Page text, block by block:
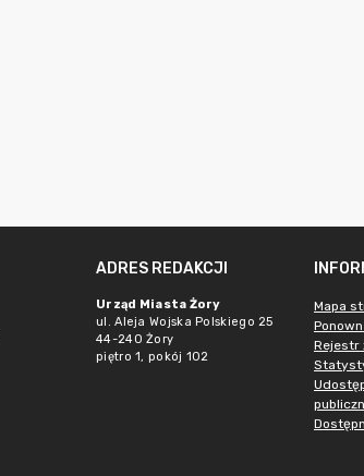
ADRES REDAKCJI
Urząd Miasta Żory
ul. Aleja Wojska Polskiego 25
44-240 Żory
piętro 1, pokój 102
Mapa
Rejestr